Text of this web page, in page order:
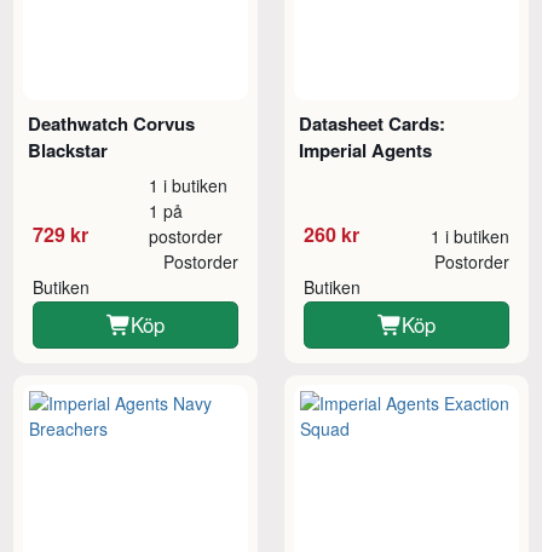
Deathwatch Corvus
Blackstar
729 kr
1 i butiken
1 på
postorder
Butiken
Postorder
Köp
Datasheet Cards:
Imperial Agents
260 kr 1 i butiken
Butiken
Postorder
Köp